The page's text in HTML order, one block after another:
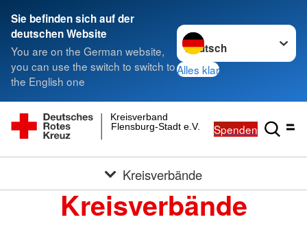
Sie befinden sich auf der
deutschen Website
You are on the German website,
you can use the switch to switch to
the English one
Sprache wechseln zu
Alles klar
Flensburg-Stadt e.V.
Kreisverband
Spenden
Kreisverbände
Kreisverbände